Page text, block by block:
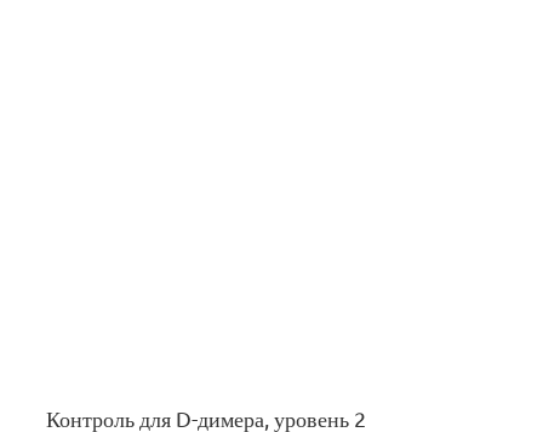
Контроль для D-димера, уровень 2